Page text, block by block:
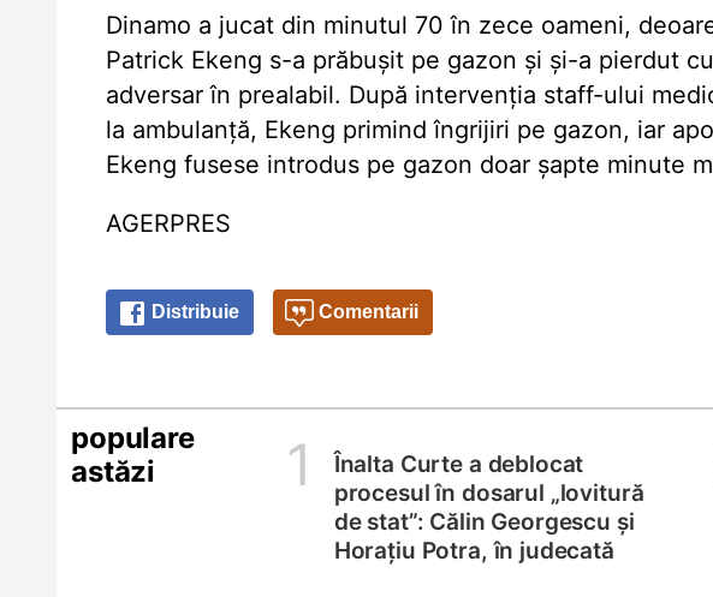
Dinamo a jucat din minutul 70 în zece oameni,
Patrick Ekeng s-a prăbușit pe gazon și și-a pierdut
adversar în prealabil. După intervenția staff-ului
la ambulanță, Ekeng primind îngrijiri pe gazon, iar
Ekeng fusese introdus pe gazon doar șapte minute
AGERPRES
Distribuie Comentarii
populare
astăzi
1
Înalta Curte a deblocat
procesul în dosarul „lovitură
de stat”: Călin Georgescu și
Horațiu Potra, în judecată